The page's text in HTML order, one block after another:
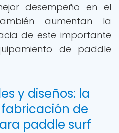
desempeño en el
aumentan la
de este importante
de paddle
y diseños: la
de
paddle surf